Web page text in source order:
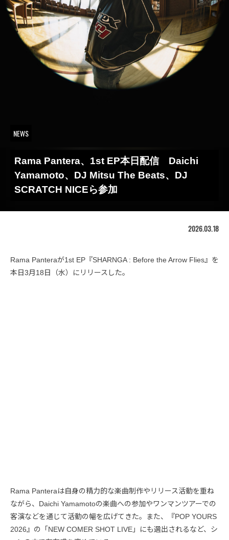
NEWS
Rama Pantera、1st EP本日配信 Daichi
Yamamoto、DJ Mitsu The Beats、DJ
SCRATCH NICEら参加
2026.03.18
Rama Panteraが1st EP『SHARNGA : Before the Arrow Flies』を
本日3月18日（水）にリリースした。
Rama Panteraは自身の精力的な楽曲制作やリリース活動を重ね
ながら、Daichi Yamamotoの楽曲への参加やワンマンツアーでの
客演などを通じて活動の幅を広げてきた。また、『POP YOURS
2026』の「NEW COMER SHOT LIVE」にも選出されるなど、シ